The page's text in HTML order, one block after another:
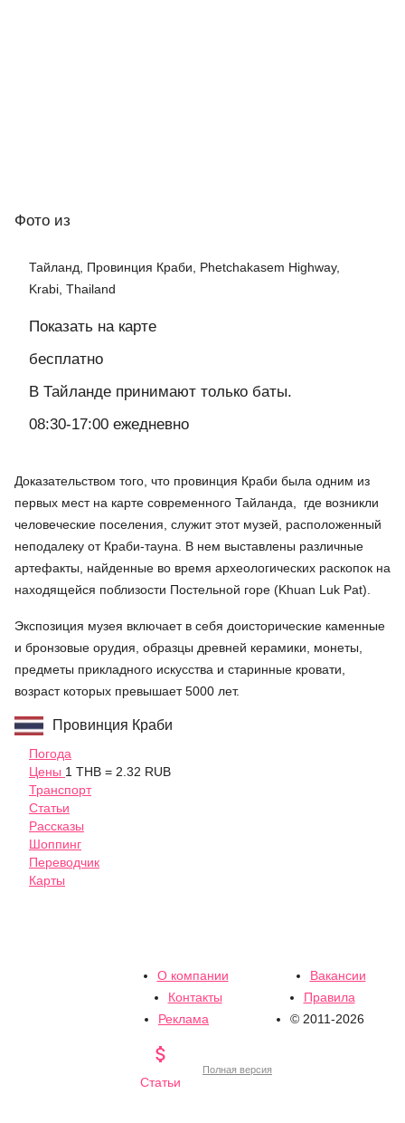
Фото из
Тайланд, Провинция Краби, Phetchakasem Highway,
Krabi, Thailand
Показать на карте
бесплатно
В Тайланде принимают только баты.
08:30-17:00 ежедневно
Доказательством того, что провинция Краби была одним из
первых мест на карте современного Тайланда,
где возникли
человеческие поселения, служит этот музей, расположенный
неподалеку от Краби-тауна. В нем выставлены различные
артефакты, найденные во время археологических раскопок на
находящейся поблизости Постельной горе (Khuan Luk Pat).
Экспозиция музея включает в себя доисторические каменные
и бронзовые орудия, образцы древней керамики, монеты,
предметы прикладного искусства и старинные кровати,
возраст которых превышает 5000 лет.
Провинция Краби
Погода
Цены 1 THB = 2.32 RUB
Транспорт
Статьи
Рассказы
Шоппинг
Переводчик
Карты
О компании
Вакансии
Контакты
Правила
Реклама
© 2011-2026

Статьи
Полная версия